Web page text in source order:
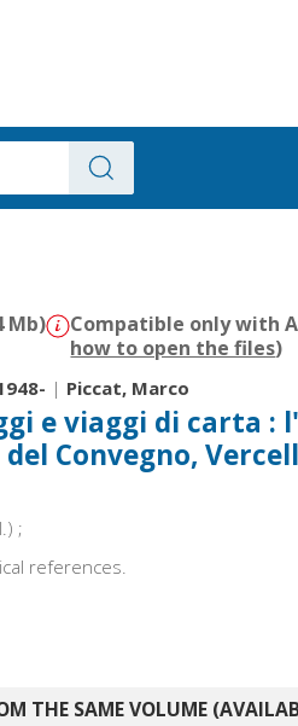
Mb) Compatible only with
how to open the files)
| Piccat, Marco
e viaggi di carta :
Convegno,
;
references.
THE SAME VOLUME